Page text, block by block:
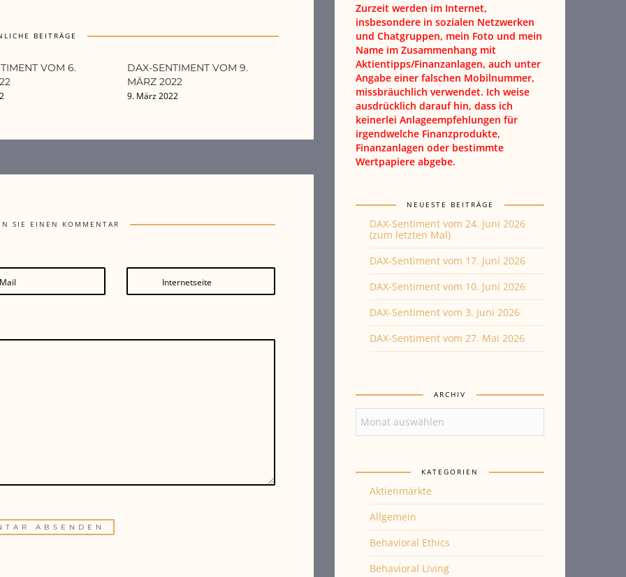
BEITRÄGE
VOM 6.
DAX-SENTIMENT VOM 9.
MÄRZ 2022
9. März 2022
SIE EINEN KOMMENTAR
Internetseite
Zurzeit werden im Internet,
insbesondere in sozialen Netzwerken
und Chatgruppen, mein Foto und mein
Name im Zusammenhang mit
Aktientipps/Finanzanlagen, auch unter
Angabe einer falschen Mobilnummer,
missbräuchlich verwendet. Ich weise
ausdrücklich darauf hin, dass ich
keinerlei Anlageempfehlungen für
irgendwelche Finanzprodukte,
Finanzanlagen oder bestimmte
Wertpapiere abgebe.
NEUESTE BEITRÄGE
DAX-Sentiment vom 24. Juni 2026
(zum letzten Mal)
DAX-Sentiment vom 17. Juni 2026
DAX-Sentiment vom 10. Juni 2026
DAX-Sentiment vom 3. Juni 2026
DAX-Sentiment vom 27. Mai 2026
ARCHIV
KATEGORIEN
Aktienmärkte
Allgemein
Behavioral Ethics
Behavioral Living